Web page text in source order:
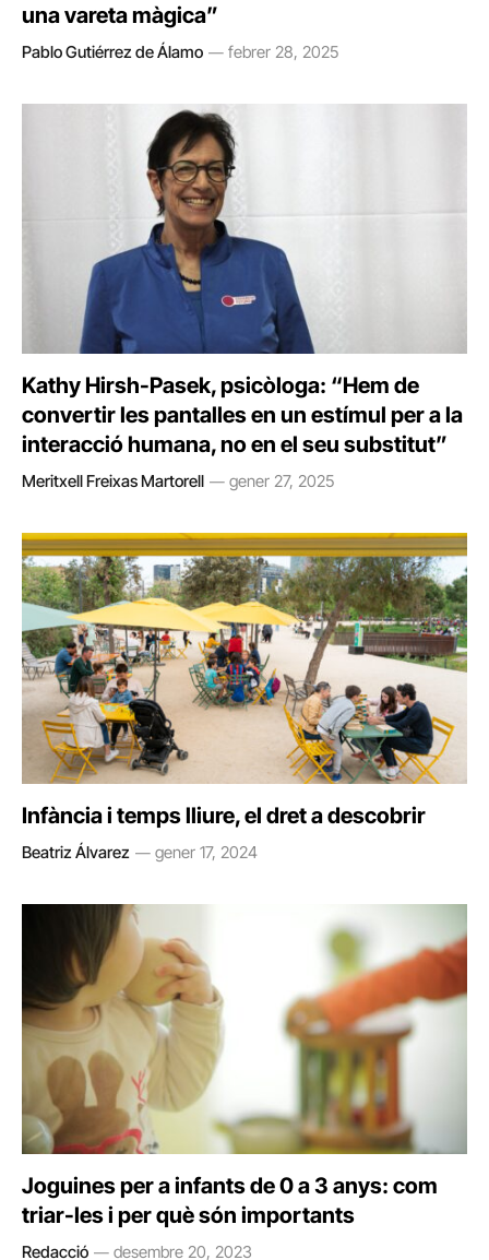
una vareta màgica”
Pablo Gutiérrez de Álamo febrer 28, 2025
Kathy Hirsh-Pasek, psicòloga: “Hem de
convertir les pantalles en un estímul per a la
interacció humana, no en el seu substitut”
Meritxell Freixas Martorell gener 27, 2025
Infància i temps lliure, el dret a descobrir
Beatriz Álvarez gener 17, 2024
Joguines per a infants de 0 a 3 anys: com
triar-les i per què són importants
Redacció desembre 20, 2023